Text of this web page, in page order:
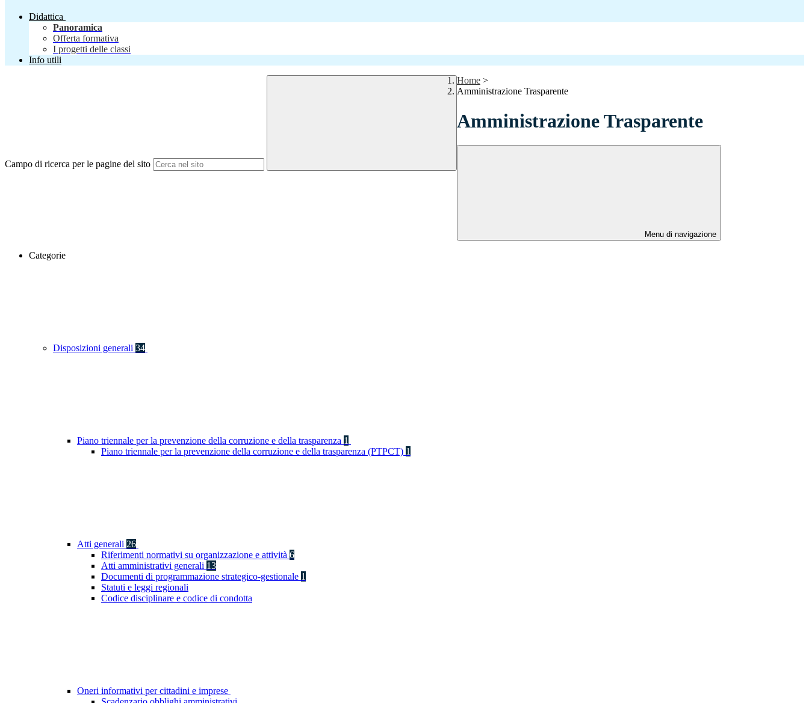
Didattica
Panoramica
Offerta formativa
I progetti delle classi
Info utili
Campo di ricerca per le pagine del sito
Home >
Amministrazione Trasparente
Amministrazione Trasparente
Menu di navigazione
Categorie
Disposizioni generali 34
Piano triennale per la prevenzione della corruzione e della trasparenza 1
Piano triennale per la prevenzione della corruzione e della trasparenza (PTPCT) 1
Atti generali 26
Riferimenti normativi su organizzazione e attività 6
Atti amministrativi generali 13
Documenti di programmazione strategico-gestionale 1
Statuti e leggi regionali
Codice disciplinare e codice di condotta
Oneri informativi per cittadini e imprese